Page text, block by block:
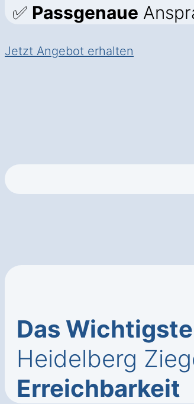
✅ Passgenaue
Jetzt Angebot erhalten
Das Wichtigste
Heidelberg
Erreichbarkeit